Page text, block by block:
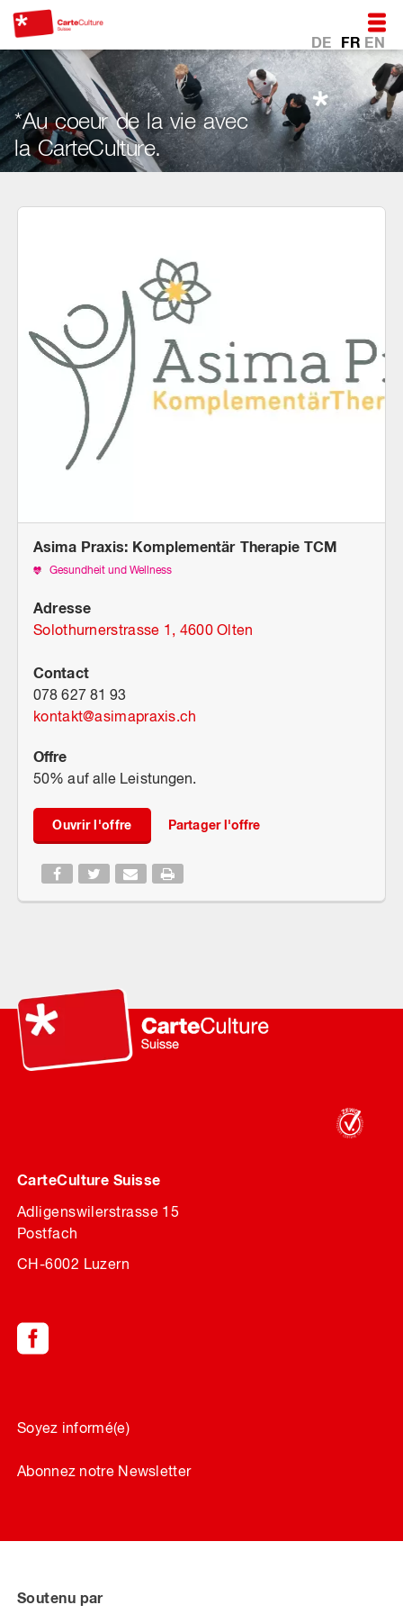
DE FR EN
*Au coeur de la vie avec
la CarteCulture.
Asima Praxis: Komplementär Therapie TCM
Gesundheit und Wellness
Adresse
Solothurnerstrasse 1, 4600 Olten
Contact
078 627 81 93
kontakt@asimapraxis.ch
Offre
50% auf alle Leistungen.
Ouvrir l'offre Partager l'offre
CarteCulture Suisse
Adligenswilerstrasse 15
Postfach
CH-6002 Luzern
Soyez informé(e)
Abonnez notre Newsletter
Soutenu par